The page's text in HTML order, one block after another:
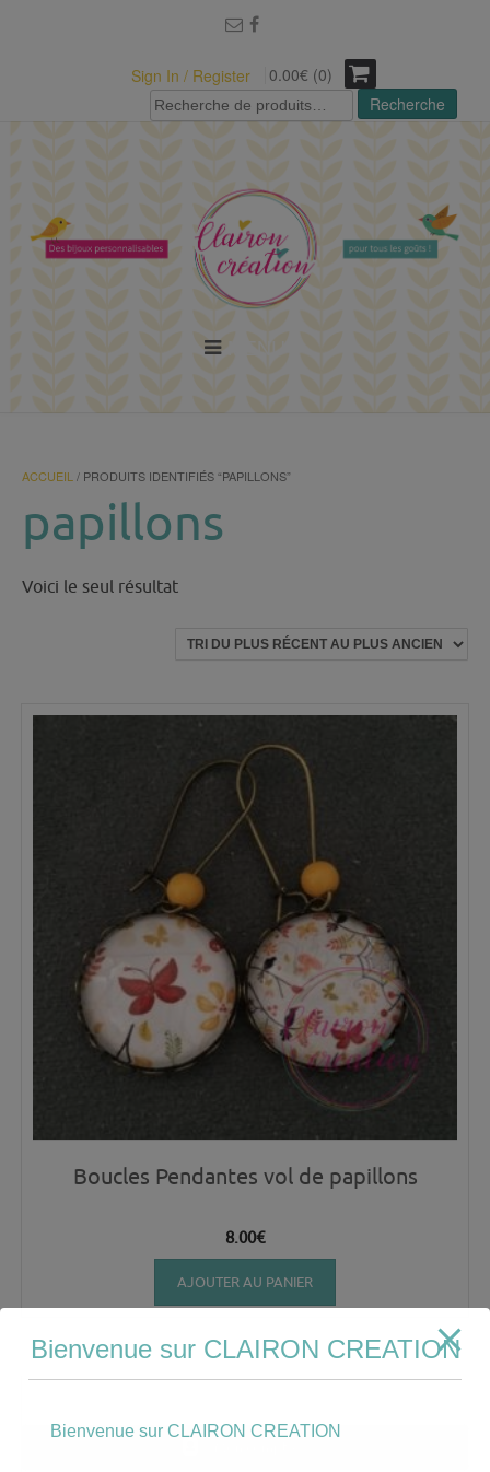
Sign In / Register
0.00€ (0)
Recherche
pour :
Recherche
ACCUEIL / PRODUITS IDENTIFIÉS “PAPILLONS”
papillons
Voici le seul résultat
Boucles Pendantes vol de papillons
8.00€
AJOUTER AU PANIER
Bienvenue sur CLAIRON CREATION
Bienvenue sur CLAIRON CREATION